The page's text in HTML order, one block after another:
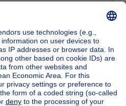
question
estate agencies
in Woluwe-st-lambert
Woluwe